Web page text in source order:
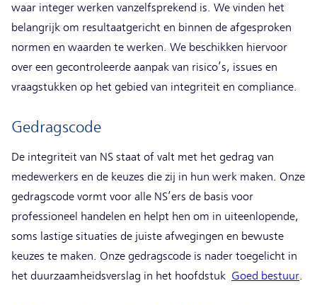
waar integer werken vanzelfsprekend is. We vinden het
belangrijk om resultaatgericht en binnen de afgesproken
normen en waarden te werken. We beschikken hiervoor
over een gecontroleerde aanpak van risico’s, issues en
vraagstukken op het gebied van integriteit en compliance.
Gedragscode
De integriteit van NS staat of valt met het gedrag van
medewerkers en de keuzes die zij in hun werk maken. Onze
gedragscode vormt voor alle NS’ers de basis voor
professioneel handelen en helpt hen om in uiteenlopende,
soms lastige situaties de juiste afwegingen en bewuste
keuzes te maken. Onze gedragscode is nader toegelicht in
het duurzaamheidsverslag in het hoofdstuk Goed bestuur